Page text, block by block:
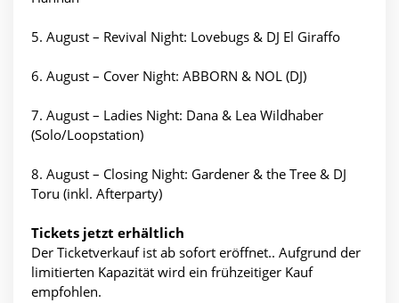
5. August – Revival Night: Lovebugs & DJ El Giraffo
6. August – Cover Night: ABBORN & NOL (DJ)
7. August – Ladies Night: Dana & Lea Wildhaber
(Solo/Loopstation)
8. August – Closing Night: Gardener & the Tree & DJ
Toru (inkl. Afterparty)
Tickets jetzt erhältlich
Der Ticketverkauf ist ab sofort eröffnet.. Aufgrund der
limitierten Kapazität wird ein frühzeitiger Kauf
empfohlen.